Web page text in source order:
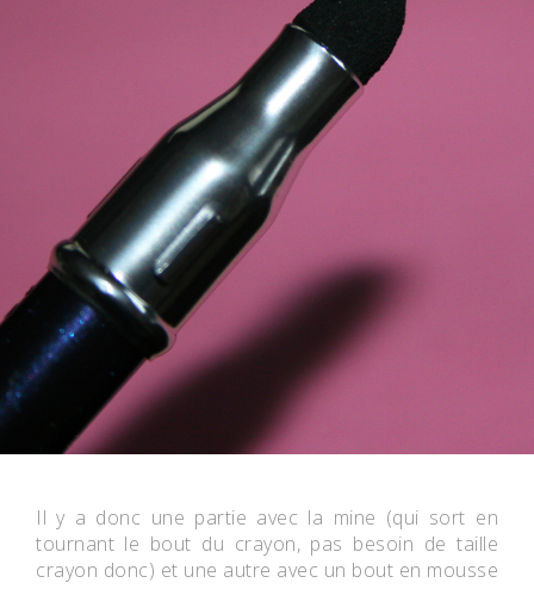
Il y a donc une partie avec la mine (qui sort en
tournant le bout du crayon, pas besoin de taille
crayon donc) et une autre avec un bout en mousse